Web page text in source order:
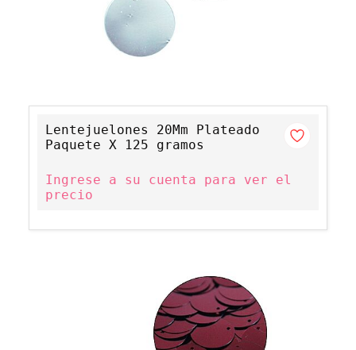
Lentejuelones 20Mm Plateado
Paquete X 125 gramos
Ingrese a su cuenta para ver el
precio